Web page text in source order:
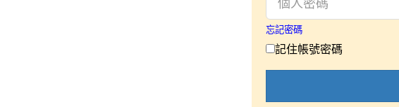
忘記密碼
記住帳號密碼